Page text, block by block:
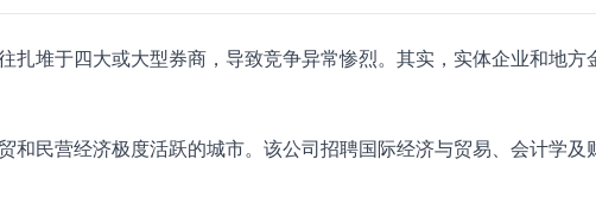
扎堆于四大或大型券商，导致竞争异常惨烈。其实，实体企业和地方
和民营经济极度活跃的城市。该公司招聘国际经济与贸易、会计学及